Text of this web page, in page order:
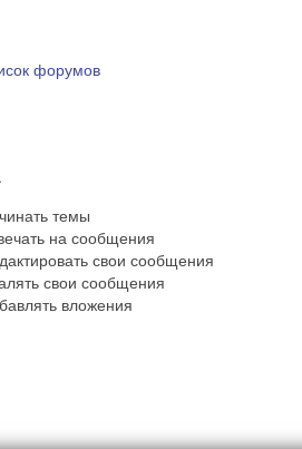
форумов
темы
на сообщения
свои сообщения
свои сообщения
вложения